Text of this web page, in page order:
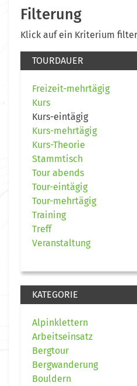
Filterung
Klick auf ein Kriterium
TOURDAUER
Freizeit-mehrtägig
Kurs
Kurs-eintägig
Kurs-mehrtägig
Kurs-Theorie
Stammtisch
Tour abends
Tour-eintägig
Tour-mehrtägig
Training
Treff
Veranstaltung
KATEGORIE
Alpinklettern
Arbeitseinsatz
Bergtour
Bergwanderung
Bouldern